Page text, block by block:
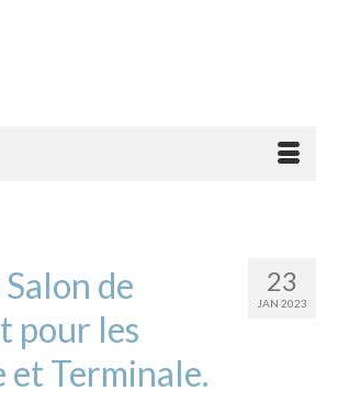
23
JAN 2023
de
pour les
et Terminale.